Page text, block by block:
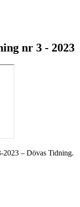
nr 3 - 2023
2023 – Dövas Tidning.